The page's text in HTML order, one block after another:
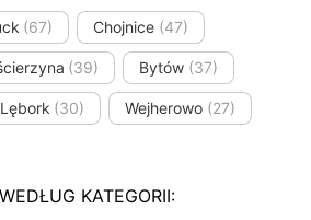
(67) Chojnice (47)
(39) Bytów (37)
Lębork (30) Wejherowo (27)
KATEGORII: